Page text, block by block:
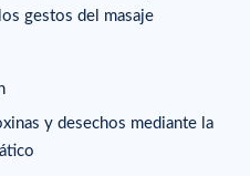
gestos del masaje
y desechos mediante la